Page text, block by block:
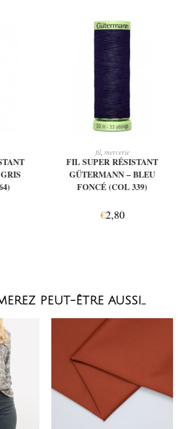
AJOUTER AU PANIER
fil, mercerie
FIL SUPER RÉSISTANT
GÜTERMANN – BLEU
FONCÉ (COL 339)
€2,80
PEUT-ÊTRE AUSSI…